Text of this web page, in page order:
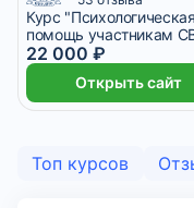
Курс "Психологическая
помощь участникам
их семьям"
22 000 ₽
Открыть сайт
Топ курсов